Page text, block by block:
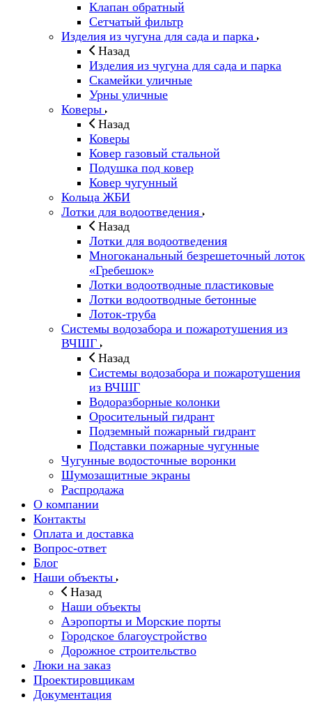
Клапан обратный
Сетчатый фильтр
Изделия из чугуна для сада и парка
Назад
Изделия из чугуна для сада и парка
Скамейки уличные
Урны уличные
Коверы
Назад
Коверы
Ковер газовый стальной
Подушка под ковер
Ковер чугунный
Кольца ЖБИ
Лотки для водоотведения
Назад
Лотки для водоотведения
Многоканальный безрешеточный лоток
«Гребешок»
Лотки водоотводные пластиковые
Лотки водоотводные бетонные
Лоток-труба
Системы водозабора и пожаротушения из
ВЧШГ
Назад
Системы водозабора и пожаротушения
из ВЧШГ
Водоразборные колонки
Оросительный гидрант
Подземный пожарный гидрант
Подставки пожарные чугунные
Чугунные водосточные воронки
Шумозащитные экраны
Распродажа
О компании
Контакты
Оплата и доставка
Вопрос-ответ
Блог
Наши объекты
Назад
Наши объекты
Аэропорты и Морские порты
Городское благоустройство
Дорожное строительство
Люки на заказ
Проектировщикам
Документация